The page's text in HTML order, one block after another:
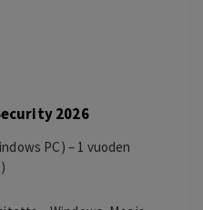
2026
PC) – 1 vuoden